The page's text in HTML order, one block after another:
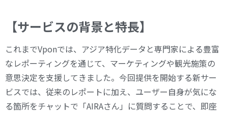
【サービスの背景と特長】
これまでVponでは、アジア特化データと専門家による豊富
なレポーティングを通じて、マーケティングや観光施策の
意思決定を支援してきました。今回提供を開始する新サー
ビスでは、従来のレポートに加え、ユーザー自身が気にな
る箇所をチャットで「AIRAさん」に質問することで、即座